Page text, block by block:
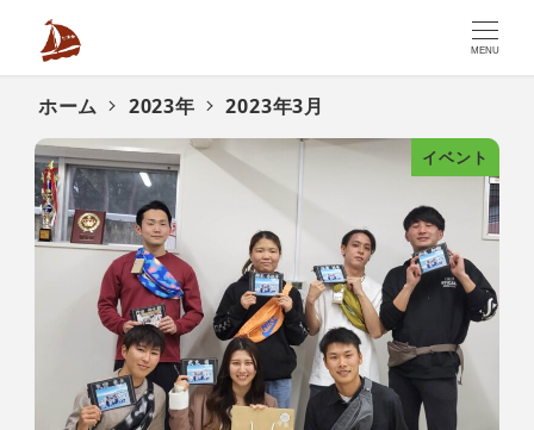
MENU
ホーム 2023年 2023年3月
イベント